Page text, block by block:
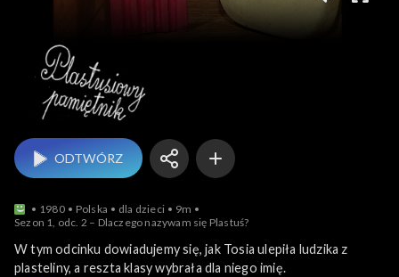
ODTWÓRZ
1980 Polska dla dzieci
9m
Sezon 1, odc. 2 – Dlaczego nazywam się Plastuś?
W tym odcinku dowiadujemy się, jak Tosia ulepiła ludzika z
plasteliny, a reszta klasy wybrała dla niego imię.